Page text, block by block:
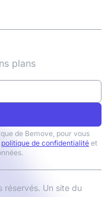
plans
de Bemove, pour vous
politique de confidentialité et
Un site du